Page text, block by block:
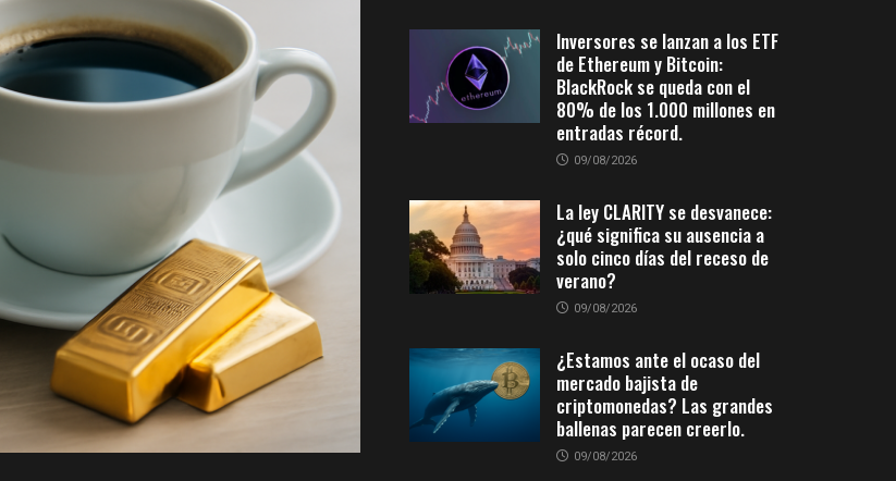
Inversores se lanzan a los ETF
de Ethereum y Bitcoin:
BlackRock se queda con el
80% de los 1.000 millones en
entradas récord.
09/08/2026
La ley CLARITY se desvanece:
¿qué significa su ausencia a
solo cinco días del receso de
verano?
09/08/2026
¿Estamos ante el ocaso del
mercado bajista de
criptomonedas? Las grandes
ballenas parecen creerlo.
09/08/2026